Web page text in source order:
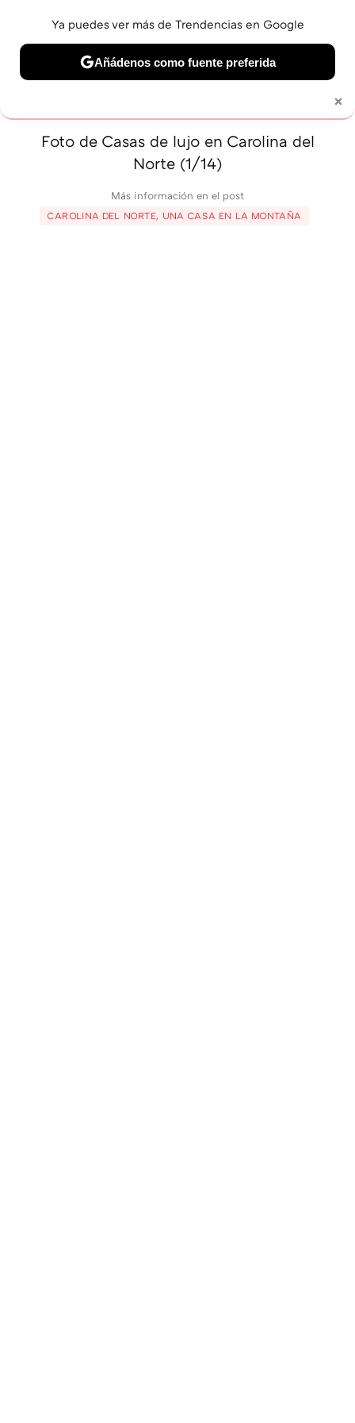
BELLEZA SHOPPING VIAJES GASTRO SNEAKERS
Foto de Casas de lujo en Carolina del
Norte (1/14)
Más información en el post
CAROLINA DEL NORTE, UNA CASA EN LA MONTAÑA
×
Ya puedes ver más de Trendencias en Google
Añádenos como fuente preferida